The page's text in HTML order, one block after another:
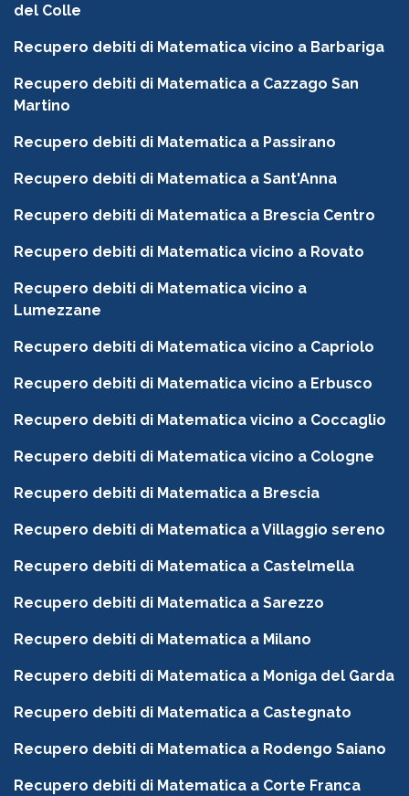
del Colle
Recupero debiti di Matematica vicino a Barbariga
Recupero debiti di Matematica a Cazzago San
Martino
Recupero debiti di Matematica a Passirano
Recupero debiti di Matematica a Sant'Anna
Recupero debiti di Matematica a Brescia Centro
Recupero debiti di Matematica vicino a Rovato
Recupero debiti di Matematica vicino a
Lumezzane
Recupero debiti di Matematica vicino a Capriolo
Recupero debiti di Matematica vicino a Erbusco
Recupero debiti di Matematica vicino a Coccaglio
Recupero debiti di Matematica vicino a Cologne
Recupero debiti di Matematica a Brescia
Recupero debiti di Matematica a Villaggio sereno
Recupero debiti di Matematica a Castelmella
Recupero debiti di Matematica a Sarezzo
Recupero debiti di Matematica a Milano
Recupero debiti di Matematica a Moniga del Garda
Recupero debiti di Matematica a Castegnato
Recupero debiti di Matematica a Rodengo Saiano
Recupero debiti di Matematica a Corte Franca